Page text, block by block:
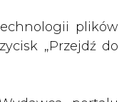
plików
„Przejdź do